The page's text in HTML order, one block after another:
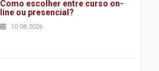
Como escolher entre curso on-
line ou presencial?
10.08.2026